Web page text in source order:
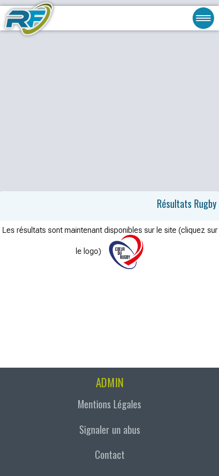
Résultats Rugby
Les résultats sont maintenant disponibles sur le site (cliquez sur
le logo)
ADMIN
Mentions Légales
Signaler un abus
Contact